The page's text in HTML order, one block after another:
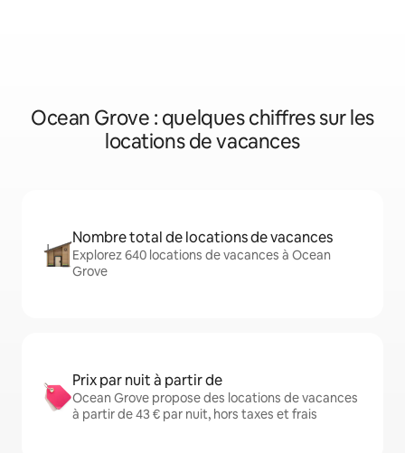
Ocean Grove : quelques chiffres sur les
locations de vacances
Nombre total de locations de vacances
Explorez 640 locations de vacances à Ocean
Grove
Prix par nuit à partir de
Ocean Grove propose des locations de vacances
à partir de 43 € par nuit, hors taxes et frais